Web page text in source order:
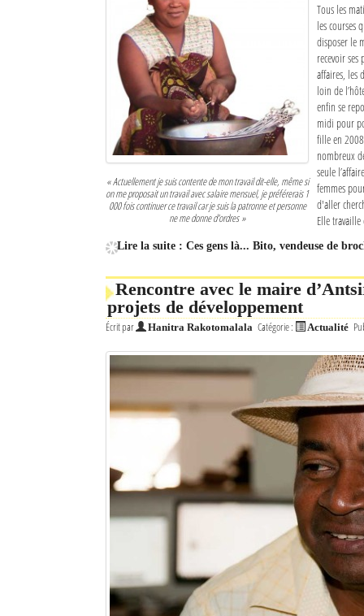
« Actuellement je suis contente de mon travail dit-elle, même si
on me proposait un travail avec salaire mensuel, je préférerais 1
000 fois continuer ce travail car je suis la patronne et personne
ne me donne d'ordres »
Tous les
les courses
disposer le
recevoir ses
affaires, les
loin de
enfin se
midi pour
fille en
nombreux
seule
femmes
d'aller
Elle
Lire la suite : Ces gens là... Bito, vendeuse de
Rencontre avec le maire
projets de développement
Écrit par Hanitra Rakotomalala Catégorie : Actualité